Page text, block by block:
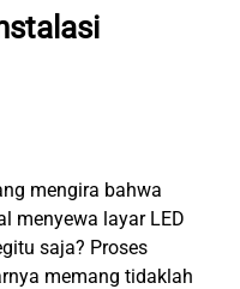
mengira bahwa
menyewa layar LED
saja? Proses
memang tidaklah